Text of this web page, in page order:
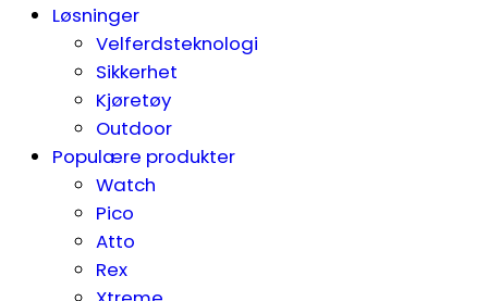
Løsninger
Velferdsteknologi
Sikkerhet
Kjøretøy
Outdoor
Populære produkter
Watch
Pico
Atto
Rex